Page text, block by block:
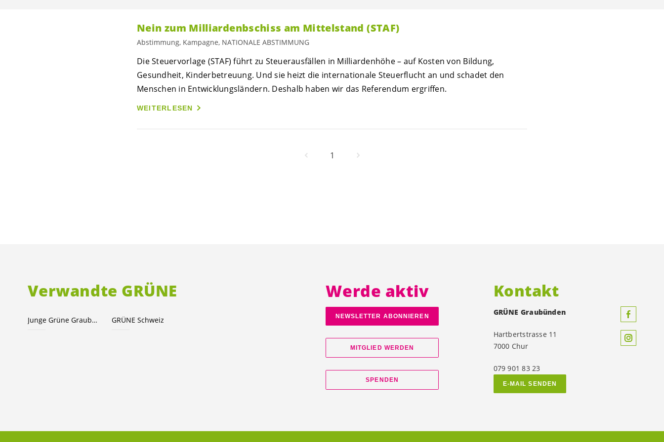
Nein zum Milliardenbschiss am Mittelstand (STAF)
Abstimmung, Kampagne, NATIONALE ABSTIMMUNG
Die Steuervorlage (STAF) führt zu Steuerausfällen in Milliardenhöhe – auf Kosten von Bildung,
Gesundheit, Kinderbetreuung. Und sie heizt die internationale Steuerflucht an und schadet den
Menschen in Entwicklungsländern. Deshalb haben wir das Referendum ergriffen.
WEITERLESEN
1
Verwandte GRÜNE
Junge Grüne Graubünden GRÜNE Schweiz
Kontakt
GRÜNE Graubünden
Hartbertstrasse 11
7000 Chur
079 901 83 23
E-MAIL SENDEN
Werde aktiv
NEWSLETTER ABONNIEREN
MITGLIED WERDEN
SPENDEN